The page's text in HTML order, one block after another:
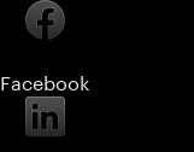
Facebook